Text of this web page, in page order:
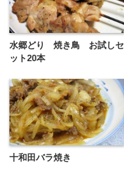
水郷どり 焼き鳥 お試しセ
ット20本
十和田バラ焼き